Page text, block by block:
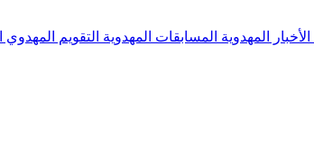
الأخبار المهدوية المسابقات المهدوية التقويم المهدوي